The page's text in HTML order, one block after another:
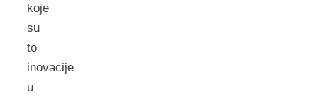
koje
su
to
inovacije
u